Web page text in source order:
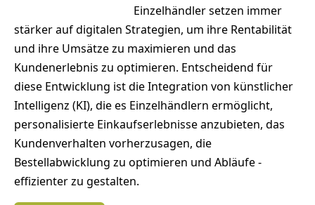
Einzelhändler setzen immer
stärker auf digitalen Strategien, um ihre Rentabilität
und ihre Umsätze zu maximieren und das
Kundenerlebnis zu optimieren. Entscheidend für
diese Entwicklung ist die Integration von künstlicher
Intelligenz (KI), die es Einzelhändlern ermöglicht,
personalisierte Einkaufserlebnisse anzubieten, das
Kundenverhalten vorherzusagen, die
Bestellabwicklung zu optimieren und Abläufe ­
effizienter zu gestalten.